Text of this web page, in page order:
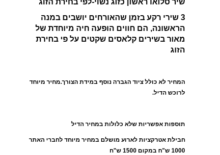
שיר סלואו ראשון כזוג נשוי-לפי בחירת הזוג
3 שירי רקע בזמן שהאורחים יושבים במנה
הראשונה, הם חווים הופעה חיה מיוחדת של
מאור בשירים קלאסים שקטים על פי בחירת
הזוג
המחיר לא כולל ציוד הגברה נוסף במידת הצורך.מחיר מיוחד
לרוכש הדיל.
תוספות אפשריות שלא כלולות במחיר הדיל
חבילת אטרקציות לארוע מושלם במחיר מיוחד לחברי האתר
1000 ש"ח במקום 1500 ש"ח